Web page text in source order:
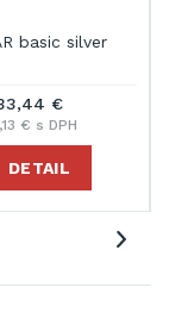
BOLA 2000W
166,82 €
205,19 € s DPH
DETAIL